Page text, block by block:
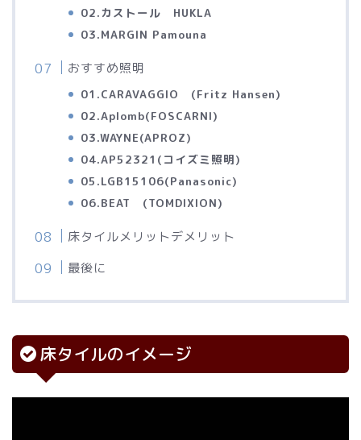
02.カストール HUKLA
03.MARGIN Pamouna
おすすめ照明
01.CARAVAGGIO (Fritz Hansen)
02.Aplomb(FOSCARNI)
03.WAYNE(APROZ)
04.AP52321(コイズミ照明)
05.LGB15106(Panasonic)
06.BEAT (TOMDIXION)
床タイルメリットデメリット
最後に
床タイルのイメージ